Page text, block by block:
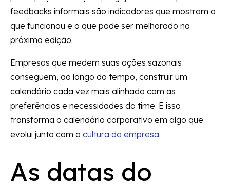
feedbacks informais são indicadores que mostram o
que funcionou e o que pode ser melhorado na
próxima edição.
Empresas que medem suas ações sazonais
conseguem, ao longo do tempo, construir um
calendário cada vez mais alinhado com as
preferências e necessidades do time. E isso
transforma o calendário corporativo em algo que
evolui junto com a cultura da empresa.
As datas do